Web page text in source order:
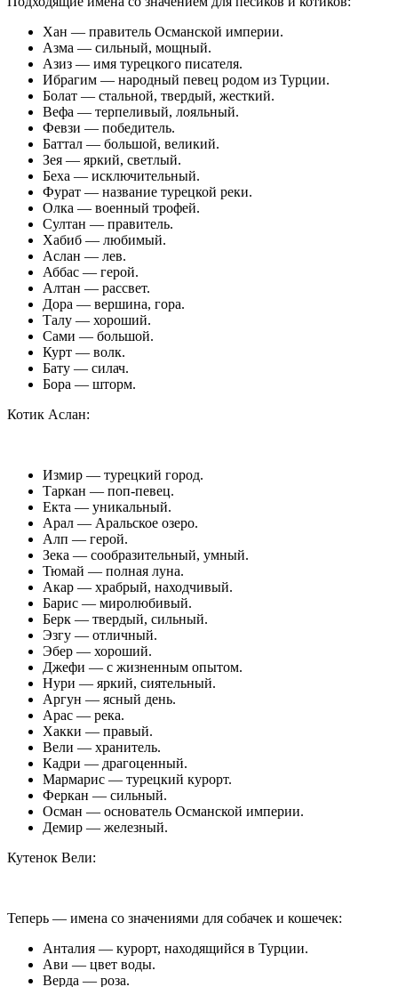
Хан — правитель Османской империи.
Азма — сильный, мощный.
Азиз — имя турецкого писателя.
Ибрагим — народный певец родом из Турции.
Болат — стальной, твердый, жесткий.
Вефа — терпеливый, лояльный.
Февзи — победитель.
Баттал — большой, великий.
Зея — яркий, светлый.
Беха — исключительный.
Фурат — название турецкой реки.
Олка — военный трофей.
Султан — правитель.
Хабиб — любимый.
Аслан — лев.
Аббас — герой.
Алтан — рассвет.
Дора — вершина, гора.
Талу — хороший.
Сами — большой.
Курт — волк.
Бату — силач.
Бора — шторм.
Котик Аслан:
Измир — турецкий город.
Таркан — поп-певец.
Екта — уникальный.
Арал — Аральское озеро.
Алп — герой.
Зека — сообразительный, умный.
Тюмай — полная луна.
Акар — храбрый, находчивый.
Барис — миролюбивый.
Берк — твердый, сильный.
Эзгу — отличный.
Эбер — хороший.
Джефи — с жизненным опытом.
Нури — яркий, сиятельный.
Аргун — ясный день.
Арас — река.
Хакки — правый.
Вели — хранитель.
Кадри — драгоценный.
Мармарис — турецкий курорт.
Феркан — сильный.
Осман — основатель Османской империи.
Демир — железный.
Кутенок Вели:
Теперь — имена со значениями для собачек и кошечек:
Анталия — курорт, находящийся в Турции.
Ави — цвет воды.
Верда — роза.